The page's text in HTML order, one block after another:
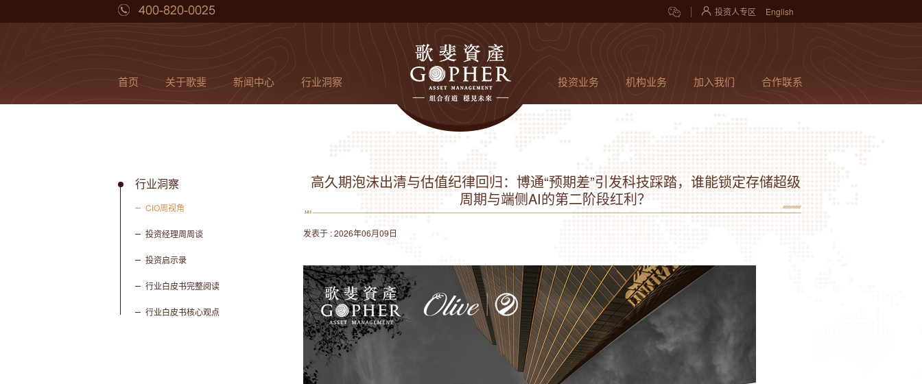
投资人专区 English
首页 关于歌斐 新闻中心 行业洞察 投资业务 机构业务 加入我们 合作联系
行业洞察
CIO周视角
投资经理周周谈
投资启示录
行业白皮书完整阅读
行业白皮书核心观点
高久期泡沫出清与估值纪律回归：博通“预期差”引发科技踩踏，谁能锁定存储超级
周期与端侧AI的第二阶段红利？
发表于 : 2026年06月09日